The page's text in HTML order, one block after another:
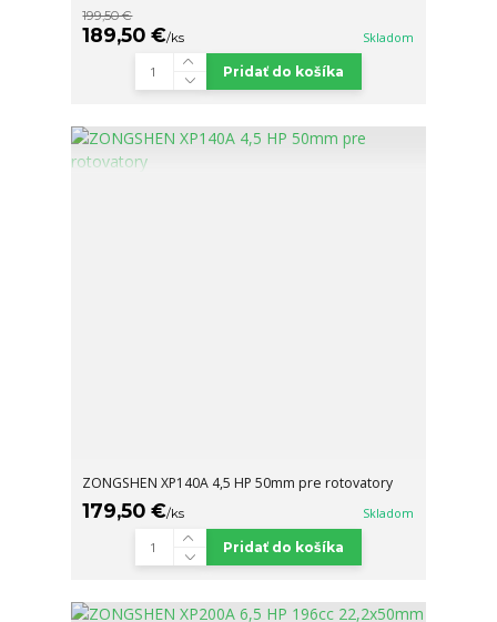
199,50 €
189,50 €/ks Skladom
Pridať do košíka
ZONGSHEN XP140A 4,5 HP 50mm pre rotovatory
179,50 €/ks Skladom
Pridať do košíka